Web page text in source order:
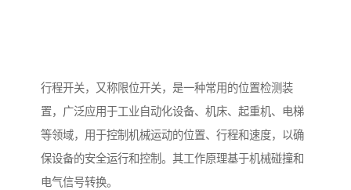
行程开关，又称限位开关，是一种常用的位置检测装
置，广泛应用于工业自动化设备、机床、起重机、电梯
等领域，用于控制机械运动的位置、行程和速度，以确
保设备的安全运行和控制。其工作原理基于机械碰撞和
电气信号转换。